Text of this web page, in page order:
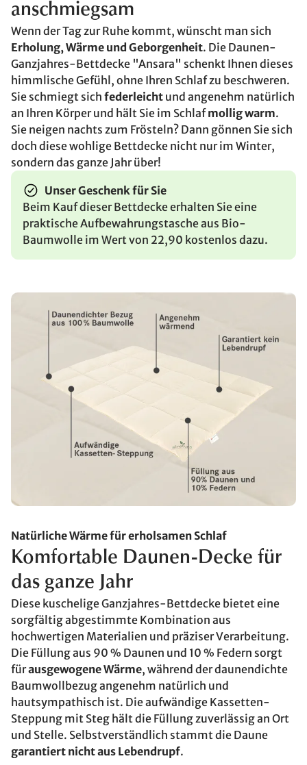
anschmiegsam
Wenn der Tag zur Ruhe kommt, wünscht man sich
Erholung, Wärme und Geborgenheit. Die Daunen-
Ganzjahres-Bettdecke "Ansara" schenkt Ihnen dieses
himmlische Gefühl, ohne Ihren Schlaf zu beschweren.
Sie schmiegt sich federleicht und angenehm natürlich
an Ihren Körper und hält Sie im Schlafmollig warm.
Sie neigen nachts zum Frösteln? Dann gönnen Sie sich
doch diese wohlige Bettdecke nicht nur im Winter,
sondern das ganze Jahr über!
Unser Geschenk für Sie
Beim Kauf dieser Bettdecke erhalten Sie eine
praktische Aufbewahrungstasche aus Bio-
Baumwolle im Wert von 22,90 kostenlos dazu.
Natürliche Wärme für erholsamen Schlaf
Komfortable Daunen-Decke für
das ganze Jahr
Diese kuschelige Ganzjahres-Bettdecke bietet eine
sorgfältig abgestimmte Kombination aus
hochwertigen Materialien und präziser Verarbeitung.
Die Füllung aus 90 % Daunen und 10 % Federn sorgt
fürausgewogene Wärme, während der daunendichte
Baumwollbezug angenehm natürlich und
hautsympathisch ist. Die aufwändige Kassetten-
Steppung mit Steg hält die Füllung zuverlässig an Ort
und Stelle. Selbstverständlich stammt die Daune
garantiert nicht aus Lebendrupf.